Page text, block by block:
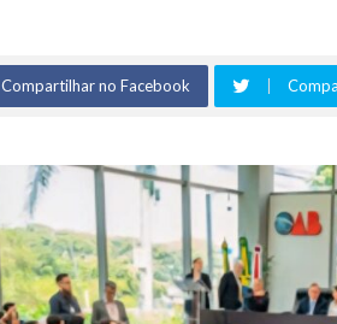
Compartilhar no Facebook